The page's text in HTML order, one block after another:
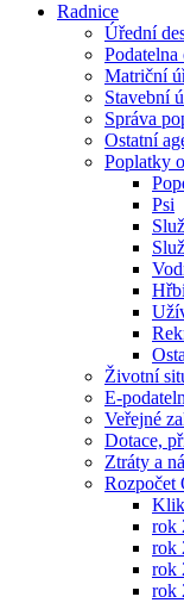
Radnice
Úřední
Podatelna
Matriční
Stavební
Správa
Ostatní
Poplatky
Psi
Životní
E-
Veřejné
Dotace,
Ztráty a
Rozpočet
rok
rok
rok
rok